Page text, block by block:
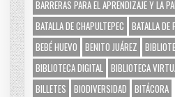
BARRERAS PARA EL APRENDIZAJE Y LA
BATALLA DE CHAPULTEPEC BATALLA DE
BEBÉ HUEVO BENITO JUÁREZ
BIBLIOTECA DIGITAL BIBLIOTECA
BILLETES BIODIVERSIDAD BITÁCORA